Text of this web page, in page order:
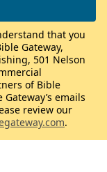
that you
Gateway,
501 Nelson
of Bible
emails
review our
.